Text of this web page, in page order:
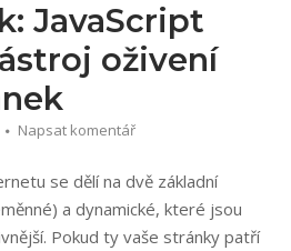
JavaScript
oživení
Napsat komentář
se dělí na dvě základní
a dynamické, které jsou
Pokud ty vaše stránky patří